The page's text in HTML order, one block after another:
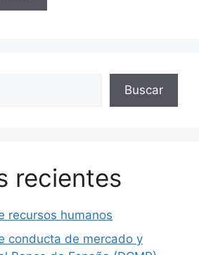
Buscar
recientes
recursos humanos
conducta de mercado y